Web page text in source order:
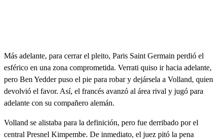
Más adelante, para cerrar el pleito, Paris Saint Germain perdió el
esférico en una zona comprometida. Verrati quiso ir hacia adelante,
pero Ben Yedder puso el pie para robar y dejársela a Volland, quien
devolvió el favor. Así, el francés avanzó al área rival y jugó para
adelante con su compañero alemán.
Volland se alistaba para la definición, pero fue derribado por el
central Presnel Kimpembe. De inmediato, el juez pitó la pena